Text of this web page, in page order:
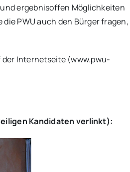
und ergebnisoffen Möglichkeiten
PWU auch den Bürger fragen,
der Internetseite (www.pwu-
Kandidaten verlinkt):